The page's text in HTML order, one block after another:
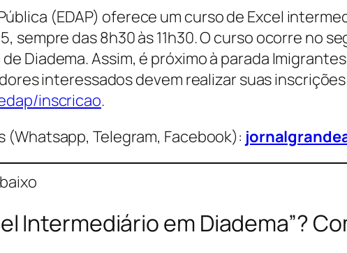
(EDAP) oferece um curso de Excel
sempre das 8h30 às 11h30. O curso ocorre no
Diadema. Assim, é próximo à parada
interessados devem realizar suas
inscricao.
(Whatsapp, Telegram, Facebook):
Intermediário em Diadema”?